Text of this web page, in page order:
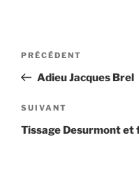
Navigation
l’article
Article
précédent
PRÉCÉDENT
Adieu Jacques Brel
Article
suivant
SUIVANT
Tissage Desurmont et